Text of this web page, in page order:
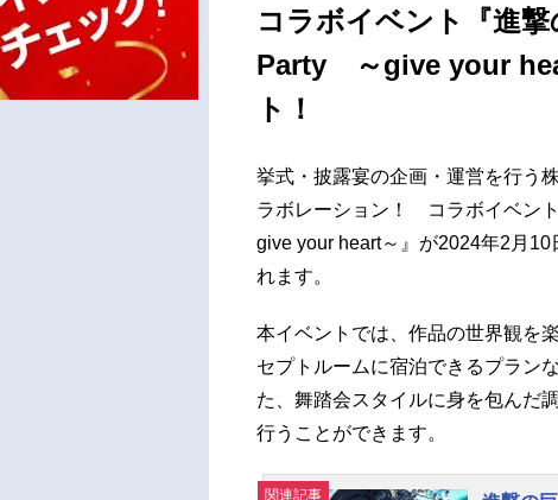
コラボイベント『進
Party ～give your
ト！
挙式・披露宴の企画・運営を行う
ラボレーション！ コラボイベ
give your heart～』が2024年2月
れます。
本イベントでは、作品の世界観を
セプトルームに宿泊できるプラン
た、舞踏会スタイルに身を包んだ
行うことができます。
関連記事